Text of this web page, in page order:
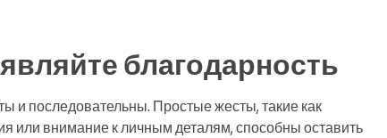
благодарность
и последовательны. Простые жесты, такие как
или внимание к личным деталям, способны оставить